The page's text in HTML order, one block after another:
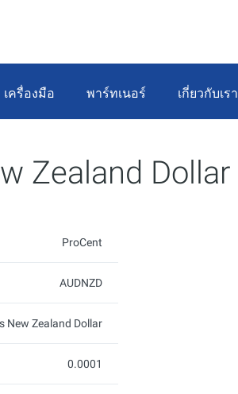
เครื่องมือ พาร์ทเนอร์ เกี่ยวกับเรา
Zealand Dollar
ProCent
AUDNZD
New Zealand Dollar
0.0001